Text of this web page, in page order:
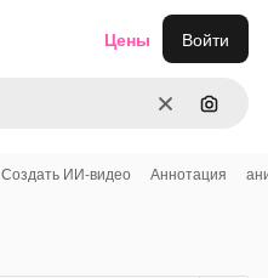
ОчиститьПоиск
Цены Войти
Создать ИИ-видео Аннотация